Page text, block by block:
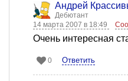
Андрей
Дебютант
14 марта 2007 в 18:49
Очень интересная
0 Ответить